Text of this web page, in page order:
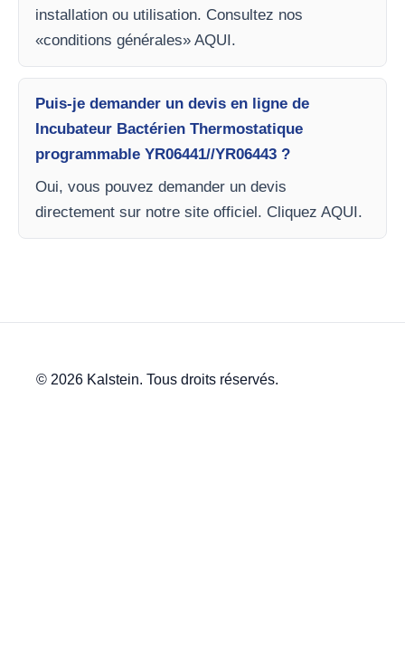
installation ou utilisation. Consultez nos
«conditions générales» AQUI.
Puis-je demander un devis en ligne de
Incubateur Bactérien Thermostatique
programmable YR06441//YR06443 ?
Oui, vous pouvez demander un devis
directement sur notre site officiel. Cliquez AQUI.
© 2026 Kalstein. Tous droits réservés.